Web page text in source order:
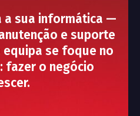
a sua informática —
e suporte
se foque no
fazer o negócio